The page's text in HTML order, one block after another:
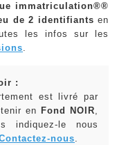
immatriculation®®
de 2 identifiants en
les infos sur les
.
:
est livré par
en Fond NOIR,
indiquez-le nous
nous.